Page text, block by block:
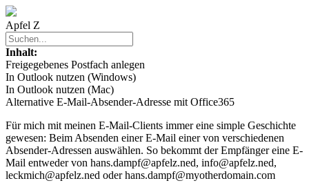
Apfel Z
Inhalt:
Freigegebenes Postfach anlegen
In Outlook nutzen (Windows)
In Outlook nutzen (Mac)
Alternative E-Mail-Absender-Adresse mit Office365
Für mich mit meinen E-Mail-Clients immer eine simple Geschichte
gewesen: Beim Absenden einer E-Mail einer von verschiedenen
Absender-Adressen auswählen. So bekommt der Empfänger eine E-
Mail entweder von hans.dampf@apfelz.ned, info@apfelz.ned,
leckmich@apfelz.ned oderhans.dampf@myotherdomain.com